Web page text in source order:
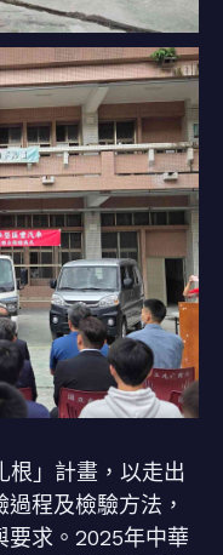
根」計畫，以走出
程及檢驗方法，
要求。2025年中華